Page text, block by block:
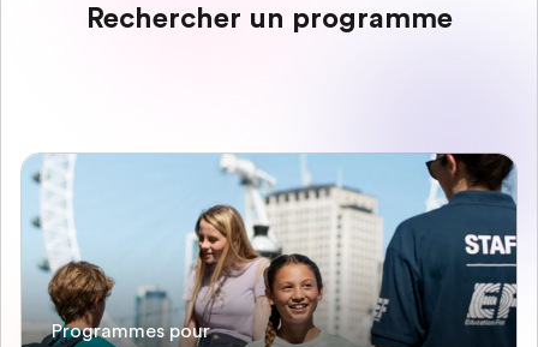
Rechercher un programme
Programmes pour